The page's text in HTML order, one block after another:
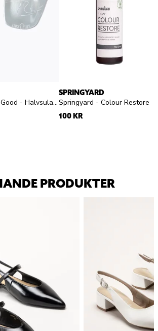
Pedag - Feel Good - Halvsula med pelotte silikon
SPRINGYARD
100 KR
PRODUKTER